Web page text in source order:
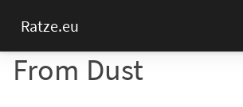
Ratze.eu
From Dust